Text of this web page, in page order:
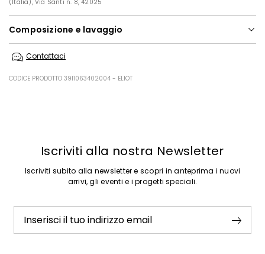
(Italia), Via Santi n. 8, 42025
Composizione e lavaggio
asciugare in tamburo; asciugare appeso in ombra; ferro tiepido max
umido professionale.
Contattaci
CODICE PRODOTTO 3911063402004 - ELIOT
Iscriviti alla nostra Newsletter
Iscriviti subito alla newsletter e scopri in anteprima i nuovi
arrivi, gli eventi e i progetti speciali.
Inserisci il tuo indirizzo email